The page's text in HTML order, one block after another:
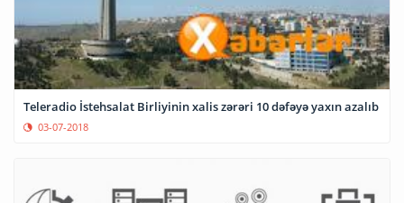
Teleradio İstehsalat Birliyinin xalis zərəri 10 dəfəyə yaxın azalıb
03-07-2018